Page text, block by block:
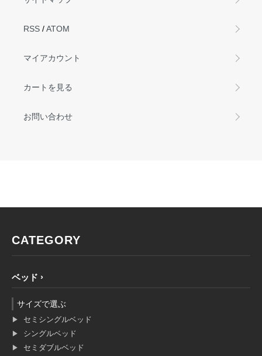
RSS /ATOM
マイアカウント
カートを見る
お問い合わせ
CATEGORY
ベッド
サイズで選ぶ
セミシングルベッド
シングルベッド
セミダブルベッド